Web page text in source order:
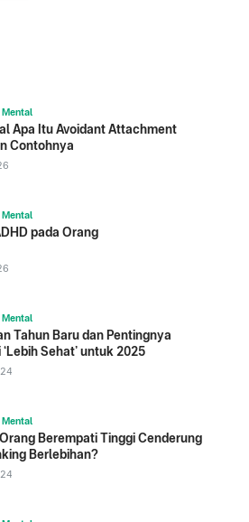
Mental
Apa Itu Avoidant Attachment
Contohnya
Mental
pada Orang
Mental
Tahun Baru dan Pentingnya
‘Lebih Sehat’ untuk 2025
Mental
Berempati Tinggi Cenderung
Berlebihan?